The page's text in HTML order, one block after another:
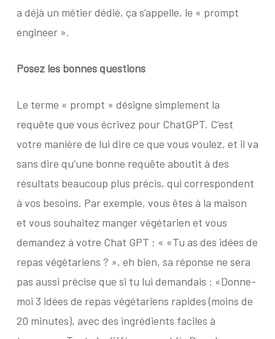
a déjà un métier dédié, ça s’appelle, le « prompt
engineer ».
Posez les bonnes questions
Le terme « prompt » désigne simplement la
requête que vous écrivez pour ChatGPT. C’est
votre manière de lui dire ce que vous voulez, et il va
sans dire qu’une bonne requête aboutit à des
résultats beaucoup plus précis, qui correspondent
à vos besoins. Par exemple, vous êtes à la maison
et vous souhaitez manger végétarien et vous
demandez à votre Chat GPT : « «Tu as des idées de
repas végétariens ? », eh bien, sa réponse ne sera
pas aussi précise que si tu lui demandais : «Donne-
moi 3 idées de repas végétariens rapides (moins de
20 minutes), avec des ingrédients faciles à